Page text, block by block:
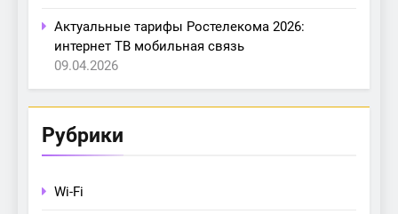
Актуальные тарифы Ростелекома 2026:
интернет ТВ мобильная связь
09.04.2026
Рубрики
Wi-Fi